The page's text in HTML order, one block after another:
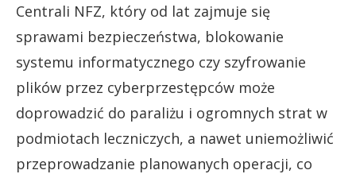
Centrali NFZ, który od lat zajmuje się
sprawami bezpieczeństwa, blokowanie
systemu informatycznego czy szyfrowanie
plików przez cyberprzestępców może
doprowadzić do paraliżu i ogromnych strat w
podmiotach leczniczych, a nawet uniemożliwić
przeprowadzanie planowanych operacji, co